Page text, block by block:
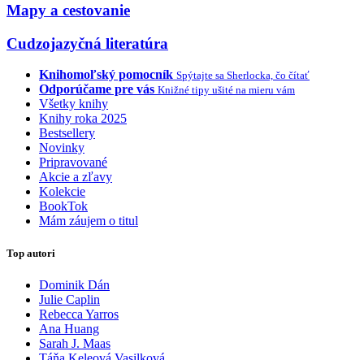
Mapy a cestovanie
Cudzojazyčná literatúra
Knihomoľský pomocník Spýtajte sa Sherlocka, čo čítať
Odporúčame pre vás Knižné tipy ušité na mieru vám
Všetky knihy
Knihy roka 2025
Bestsellery
Novinky
Pripravované
Akcie a zľavy
Kolekcie
BookTok
Mám záujem o titul
Top autori
Dominik Dán
Julie Caplin
Rebecca Yarros
Ana Huang
Sarah J. Maas